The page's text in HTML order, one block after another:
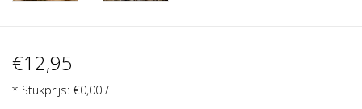
€12,95
* Stukprijs: €0,00 /